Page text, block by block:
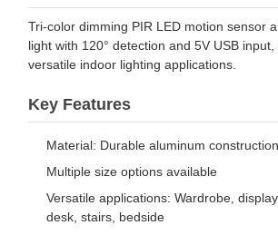
Tri-color dimming PIR LED motion sensor
light with 120° detection and 5V USB
versatile indoor lighting applications.
Key Features
Material: Durable aluminum construction
Multiple size options available
Versatile applications: Wardrobe,
desk, stairs, bedside